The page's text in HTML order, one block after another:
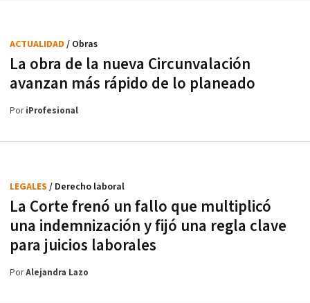
La obra de la nueva Circunvalación
avanzan más rápido de lo planeado
ACTUALIDAD / Obras
PoriProfesional
La Corte frenó un fallo que multiplicó
una indemnización y fijó una regla clave
para juicios laborales
LEGALES / Derecho laboral
PorAlejandra Lazo